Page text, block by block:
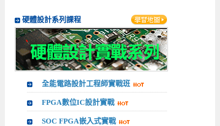
硬體設計系列課程
全能電路設計工程師實戰班
FPGA數位IC設計實戰
SOC FPGA嵌入式實戰